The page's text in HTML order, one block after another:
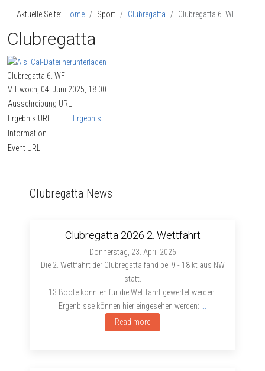
Aktuelle Seite: Home Sport Clubregatta Clubregatta 6. WF
Clubregatta
Clubregatta 6. WF
Mittwoch, 04. Juni 2025, 18:00
Ausschreibung URL
Ergebnis URL
Ergebnis
Information
Event URL
Clubregatta News
Clubregatta 2026 2. Wettfahrt
Donnerstag, 23. April 2026
Die 2. Wettfahrt der Clubregatta fand bei 9 - 18 kt aus NW
statt.
13 Boote konnten für die Wettfahrt gewertet werden.
Ergenbisse können hier eingesehen werden:
Read more